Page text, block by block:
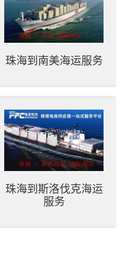
珠海到南美海运服务
珠海到斯洛伐克海运
服务